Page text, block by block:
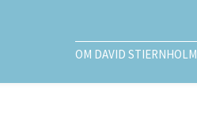
OM DAVID STIERNHOLM